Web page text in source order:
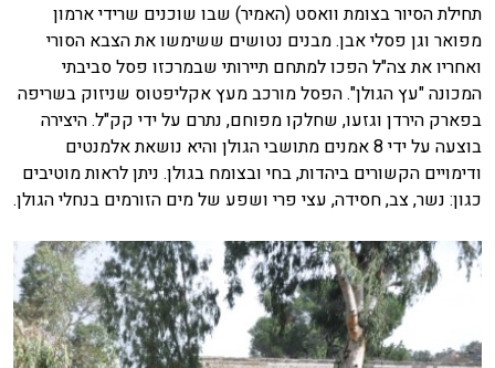
תחילת הסיור בצומת וואסט (האמיר) שבו שוכנים שרידי ארמון
מפואר וגן פסלי אבן. מבנים נטושים ששימשו את הצבא הסורי
ואחריו את צה"ל הפכו למתחם תיירותי שבמרכזו פסל סביבתי
המכונה "עץ הגולן". הפסל מורכב מעץ אקליפטוס שניזוק בשריפה
בפארק הירדן וגזעו, שחלקו מפוחם, נתרם על ידי קק"ל. היצירה
בוצעה על ידי 8 אמנים מתושבי הגולן והיא נושאת אלמנטים
ודימויים הקשורים ביהדות, בחי ובצומח בגולן. ניתן לראות מוטיבים
כגון: נשר, צב, חסידה, עצי פרי ושפע של מים הזורמים בנחלי הגולן.